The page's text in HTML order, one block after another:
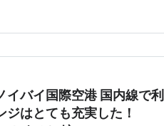
追加特典 【JAL】誕生月・…
イバイ国際空港 国内線で利
はとても充実した！